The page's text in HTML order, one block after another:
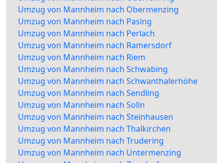
Umzug von Mannheim nach Obermenzing
Umzug von Mannheim nach Pasing
Umzug von Mannheim nach Perlach
Umzug von Mannheim nach Ramersdorf
Umzug von Mannheim nach Riem
Umzug von Mannheim nach Schwabing
Umzug von Mannheim nach Schwanthalerhöhe
Umzug von Mannheim nach Sendling
Umzug von Mannheim nach Solln
Umzug von Mannheim nach Steinhausen
Umzug von Mannheim nach Thalkirchen
Umzug von Mannheim nach Trudering
Umzug von Mannheim nach Untermenzing